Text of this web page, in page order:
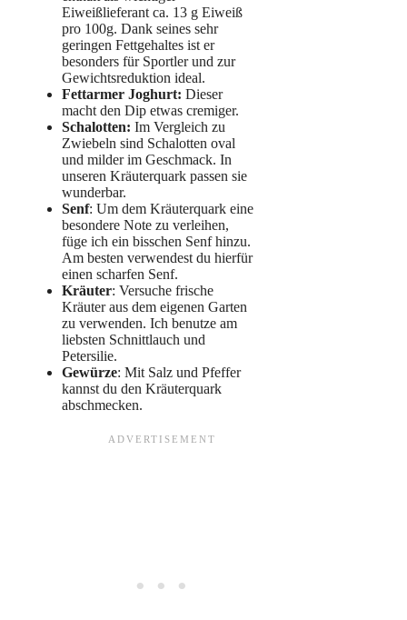
Eiweißlieferant ca. 13 g Eiweiß
pro 100g. Dank seines sehr
geringen Fettgehaltes ist er
besonders für Sportler und zur
Gewichtsreduktion ideal.
Fettarmer Joghurt: Dieser
macht den Dip etwas cremiger.
Schalotten: Im Vergleich zu
Zwiebeln sind Schalotten oval
und milder im Geschmack. In
unseren Kräuterquark passen sie
wunderbar.
Senf: Um dem Kräuterquark eine
besondere Note zu verleihen,
füge ich ein bisschen Senf hinzu.
Am besten verwendest du hierfür
einen scharfen Senf.
Kräuter: Versuche frische
Kräuter aus dem eigenen Garten
zu verwenden. Ich benutze am
liebsten Schnittlauch und
Petersilie.
Gewürze: Mit Salz und Pfeffer
kannst du den Kräuterquark
abschmecken.